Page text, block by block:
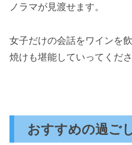
ノラマが見渡せます。
女子だけの会話をワインを
焼けも堪能していってくださ
おすすめの過